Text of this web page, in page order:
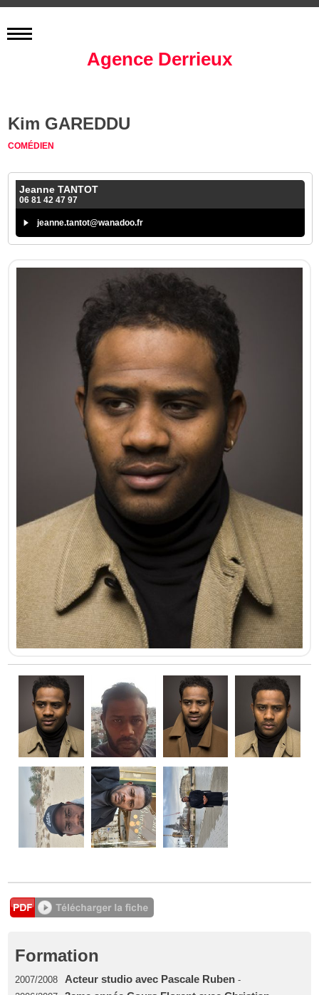
Agence Derrieux
Kim GAREDDU
COMÉDIEN
Jeanne TANTOT
06 81 42 47 97
jeanne.tantot@wanadoo.fr
Formation
2007/2008 Acteur studio avec Pascale Ruben -